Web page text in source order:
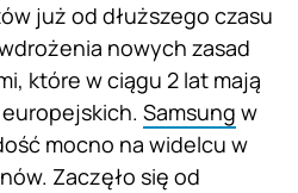
już od dłuższego czasu
nowych zasad
które w ciągu 2 lat mają
Samsung w
mocno na widelcu w
Zaczęło się od